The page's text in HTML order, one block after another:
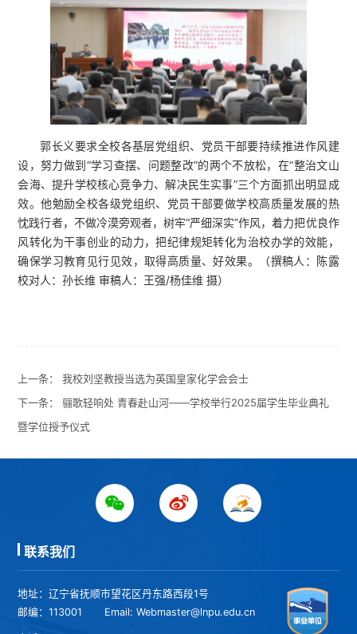
郭长义要求全校各基层党组织、党员干部要持续推进作风建
设，努力做到“学习查摆、问题整改”的两个不放松，在“整治文山
会海、提升学校核心竞争力、解决民生实事”三个方面抓出明显成
效。他勉励全校各级党组织、党员干部要做学校高质量发展的热
忱践行者，不做冷漠旁观者，树牢“严细深实”作风，着力把优良作
风转化为干事创业的动力，把纪律规矩转化为治校办学的效能，
确保学习教育见行见效，取得高质量、好效果。（撰稿人：陈露
校对人：孙长维 审稿人：王强/杨佳维 摄）
上一条：我校刘坚教授当选为英国皇家化学会会士
下一条：骊歌轻响处 青春赴山河——学校举行2025届学生毕业典礼
暨学位授予仪式
联系我们
地址：辽宁省抚顺市望花区丹东路西段1号
邮编：113001
Email: Webmaster@lnpu.edu.cn